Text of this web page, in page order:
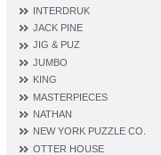
INTERDRUK
JACK PINE
JIG & PUZ
JUMBO
KING
MASTERPIECES
NATHAN
NEW YORK PUZZLE CO.
OTTER HOUSE